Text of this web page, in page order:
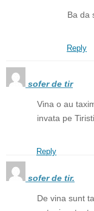
Ba da
Reply
sofer de tir
Vina o au
invata pe
Reply
sofer de tir.
De vina sunt